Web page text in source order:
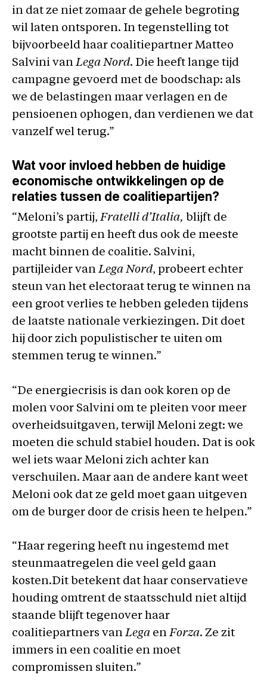
in dat ze niet zomaar de gehele begroting
wil laten ontsporen. In tegenstelling tot
bijvoorbeeld haar coalitiepartner Matteo
Salvini vanLega Nord. Die heeft lange tijd
campagne gevoerd met de boodschap: als
we de belastingen maar verlagen en de
pensioenen ophogen, dan verdienen we dat
vanzelf wel terug.”
Wat voor invloed hebben de huidige
economische ontwikkelingen op de
relaties tussen de coalitiepartijen?
“Meloni’s partij,Fratelli d’Italia, blijft de
grootste partij en heeft dus ook de meeste
macht binnen de coalitie. Salvini,
partijleider vanLega Nord, probeert echter
steun van het electoraat terug te winnen na
een groot verlies te hebben geleden tijdens
de laatste nationale verkiezingen. Dit doet
hij door zich populistischer te uiten om
stemmen terug te winnen.”
“De energiecrisis is dan ook koren op de
molen voor Salvini om te pleiten voor meer
overheidsuitgaven, terwijl Meloni zegt: we
moeten die schuld stabiel houden. Dat is ook
wel iets waar Meloni zich achter kan
verschuilen. Maar aan de andere kant weet
Meloni ook dat ze geld moet gaan uitgeven
om de burger door de crisis heen te helpen.”
“Haar regering heeft nu ingestemd met
steunmaatregelen die veel geld gaan
kosten.Dit betekent dat haar conservatieve
houding omtrent de staatsschuld niet altijd
staande blijft tegenover haar
coalitiepartners vanLega enForza. Ze zit
immers in een coalitie en moet
compromissen sluiten.”